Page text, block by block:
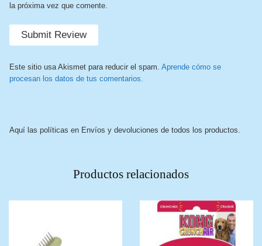
la próxima vez que comente.
Este sitio usa Akismet para reducir el spam. Aprende cómo se
procesan los datos de tus comentarios.
Aquí las políticas en Envíos y devoluciones de todos los productos.
Productos relacionados